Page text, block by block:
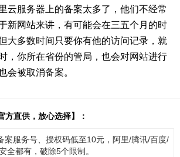
云服务器上的备案太多了，他们不经常
新网站来讲，有可能会在三五个月的时
大多数时间只要你有他的访问记录，就
，你所在省份的管局，也会对网站进行
会被取消备案。
方直供，放心选择】：
案服务号、授权码低至10元，阿里/腾讯/百度/
全都有，破除5个限制。